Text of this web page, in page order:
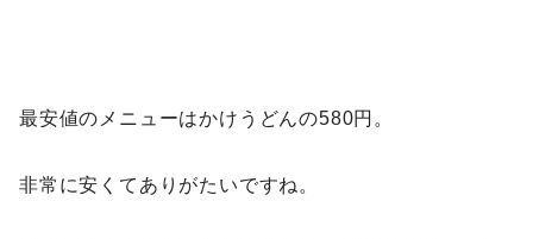
最安値のメニューはかけうどんの580円。
非常に安くてありがたいですね。